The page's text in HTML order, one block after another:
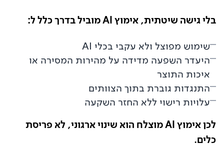
בלי גישה שיטתית, אימוץ AI מוביל בדרך כלל ל:
שימוש מפוצל ולא עקבי בכלי AI
היעדר השפעה מדידה על מהירות המסירה או
איכות התוצר
התנגדות גוברת בתוך הצוותים
עלויות רישוי ללא החזר השקעה
לכן אימוץ AI מוצלח הוא שינוי ארגוני, לא פריסת
כלים.